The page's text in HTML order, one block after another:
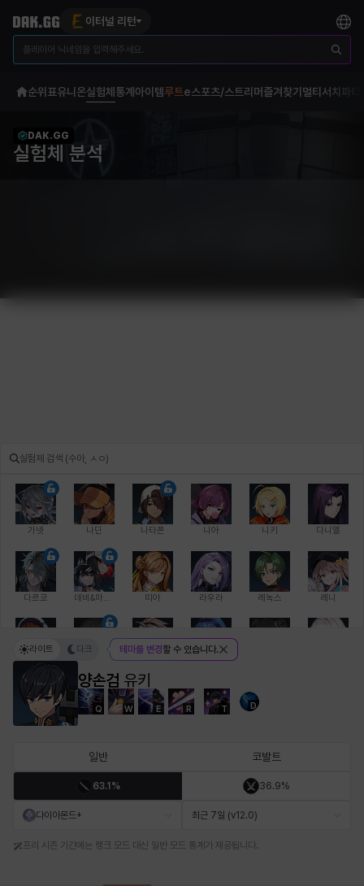
이터널 리턴
순위표유니온실험체 통계 아이템루트e스포츠/스트리머 즐겨찾기 멀티서치 파티
DAK.GG
실험체 분석
가넷 나딘 나타폰 니아 니키 다니엘
다르코 띠아 라우라 레녹스 레니
레온 루크 르노어
바바라 버니스 블레어
양손검 유키
Q W E R T D
라이트 다크 테마를 변경할 수 있습니다.
일반 코발트
63.1% 36.9%
다이아몬드+ 최근 7일 (v12.0)
프리 시즌 기간에는 랭크 모드 대신 일반 모드 통계가 제공됩니다.